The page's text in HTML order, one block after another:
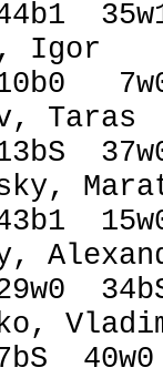
10b0